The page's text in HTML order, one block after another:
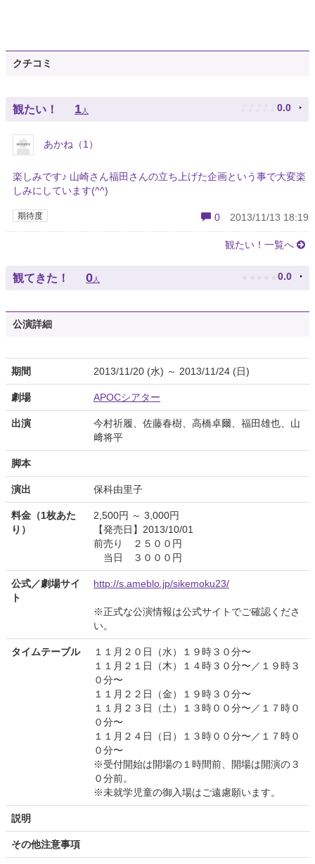
クチコミ
観たい！ 1人 ♪ ♪ ♪ ♪ ♪ 0.0
あかね（1）
楽しみです♪ 山崎さん福田さんの立ち上げた企画という事で大変楽
しみにしています(^^)
期待度 0 2013/11/13 18:19
観たい！一覧へ
観てきた！ 0 人 ★ ★ ★ ★ ★ 0.0
公演詳細
期間 2013/11/20 (水) ～ 2013/11/24 (日)
劇場 APOCシアター
出演
今村祈履、佐藤春樹、高橋卓爾、福田雄也、山
﨑将平
脚本
演出 保科由里子
料金（1枚あた
り）
2,500円 ～ 3,000円
【発売日】2013/10/01
前売り ２５００円
当日 ３０００円
公式／劇場サイ
ト
http://s.ameblo.jp/sikemoku23/
※正式な公演情報は公式サイトでご確認くださ
い。
タイムテーブル
１１月２０日（水）１９時３０分〜
１１月２１日（木）１４時３０分〜／１９時３
０分〜
１１月２２日（金）１９時３０分〜
１１月２３日（土）１３時００分〜／１７時０
０分〜
１１月２４日（日）１３時００分〜／１７時０
０分〜
※受付開始は開場の１時間前、開場は開演の３
０分前。
※未就学児童の御入場はご遠慮願います。
説明
その他注意事項